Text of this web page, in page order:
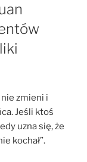
zmieni i
Jeśli ktoś
uzna się, że
kochał”.